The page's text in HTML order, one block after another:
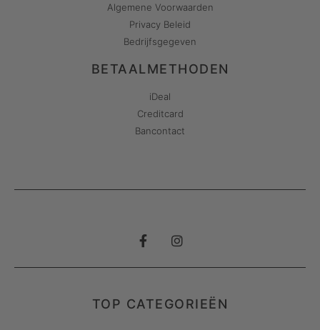
Algemene Voorwaarden
Privacy Beleid
Bedrijfsgegeven
BETAALMETHODEN
iDeal
Creditcard
Bancontact
TOP CATEGORIEËN